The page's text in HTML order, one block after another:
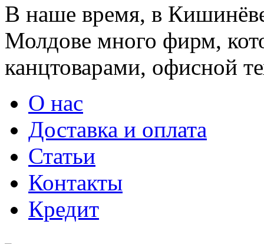
В наше время, в
Молдове много фирм,
канцтоварами, офисной
О нас
Доставка и оплата
Статьи
Контакты
Кредит